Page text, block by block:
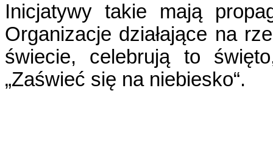
Inicjatywy takie mają
Organizacje działające na
świecie, celebrują to
„Zaświeć się na niebiesko“.